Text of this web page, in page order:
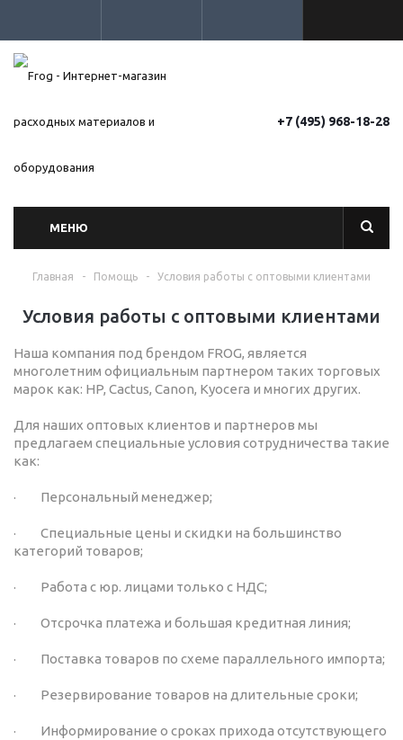
+7 (495) 968-18-28
МЕНЮ
Главная - Помощь - Условия работы с оптовыми клиентами
Условия работы с оптовыми клиентами
Наша компания под брендом FROG, является
многолетним официальным партнером таких торговых
марок как: HP, Cactus, Canon, Kyocera и многих других.
Для наших оптовых клиентов и партнеров мы
предлагаем специальные условия сотрудничества такие
как:
· Персональный менеджер;
· Специальные цены и скидки на большинство
категорий товаров;
· Работа с юр. лицами только с НДС;
· Отсрочка платежа и большая кредитная линия;
· Поставка товаров по схеме параллельного импорта;
· Резервирование товаров на длительные сроки;
· Информирование о сроках прихода отсутствующего